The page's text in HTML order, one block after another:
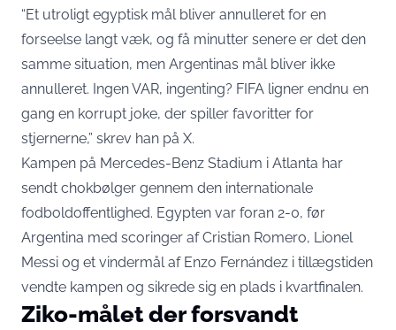
“Et utroligt egyptisk mål bliver annulleret for en
forseelse langt væk, og få minutter senere er det den
samme situation, men Argentinas mål bliver ikke
annulleret. Ingen VAR, ingenting? FIFA ligner endnu en
gang en korrupt joke, der spiller favoritter for
stjernerne,” skrev han på X.
Kampen på Mercedes-Benz Stadium i Atlanta har
sendt chokbølger gennem den internationale
fodboldoffentlighed. Egypten var foran 2-0, før
Argentina med scoringer af Cristian Romero, Lionel
Messi og et vindermål af Enzo Fernández i tillægstiden
vendte kampen og sikrede sig en plads i kvartfinalen.
Ziko-målet der forsvandt